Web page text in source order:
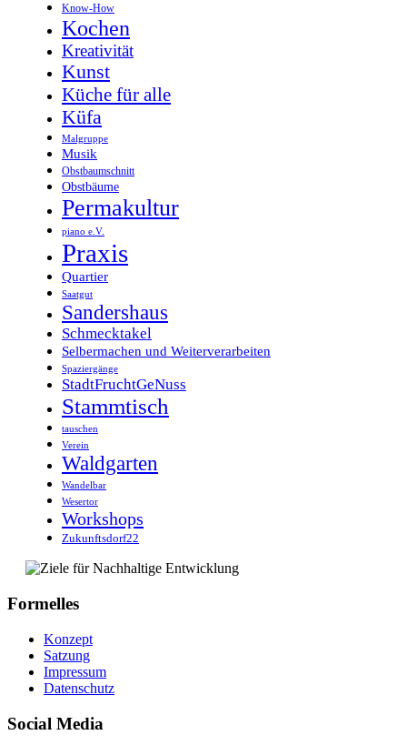
Know-How
Kochen
Kreativität
Kunst
Küche für alle
Küfa
Malgruppe
Musik
Obstbaumschnitt
Obstbäume
Permakultur
piano e.V.
Praxis
Quartier
Saatgut
Sandershaus
Schmecktakel
Selbermachen und Weiterverarbeiten
Spaziergänge
StadtFruchtGeNuss
Stammtisch
tauschen
Verein
Waldgarten
Wandelbar
Wesertor
Workshops
Zukunftsdorf22
Formelles
Konzept
Satzung
Impressum
Datenschutz
Social Media